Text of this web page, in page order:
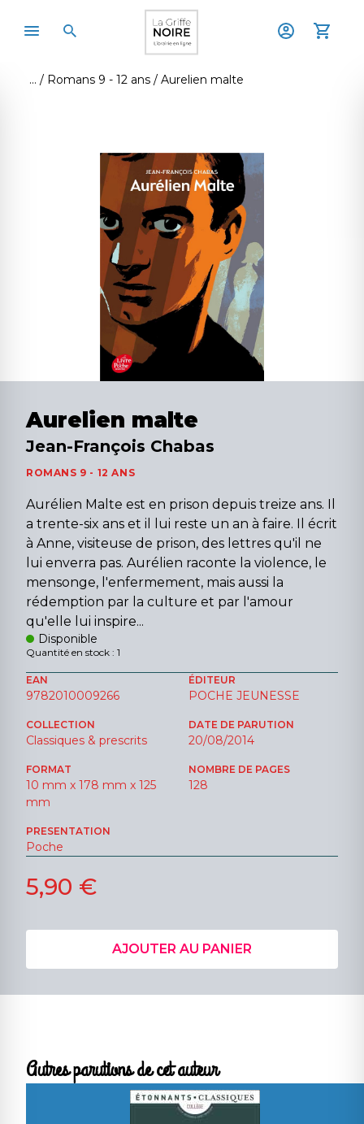
Romans 9 - 12 ans Aurelien malte
Aurelien malte
Jean-François Chabas
ROMANS 9 - 12 ANS
Aurélien Malte est en prison depuis treize ans. Il
a trente-six ans et il lui reste un an à faire. Il écrit
à Anne, visiteuse de prison, des lettres qu'il ne
lui enverra pas. Aurélien raconte la violence, le
mensonge, l'enfermement, mais aussi la
rédemption par la culture et par l'amour
qu'elle lui inspire...
Disponible
Quantité en stock : 1
EAN
9782010009266
ÉDITEUR
POCHE JEUNESSE
COLLECTION
Classiques & prescrits
DATE DE PARUTION
20/08/2014
FORMAT
10 mm x 178 mm x 125
mm
NOMBRE DE PAGES
128
PRESENTATION
Poche
5,90 €
AJOUTER AU PANIER
Autres parutions de cet auteur